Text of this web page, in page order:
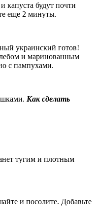
капуста будут почти
еще 2 минуты.
украинский готов!
и маринованным
с пампухами.
Как сделать
тугим и плотным
и посолите. Добавьте